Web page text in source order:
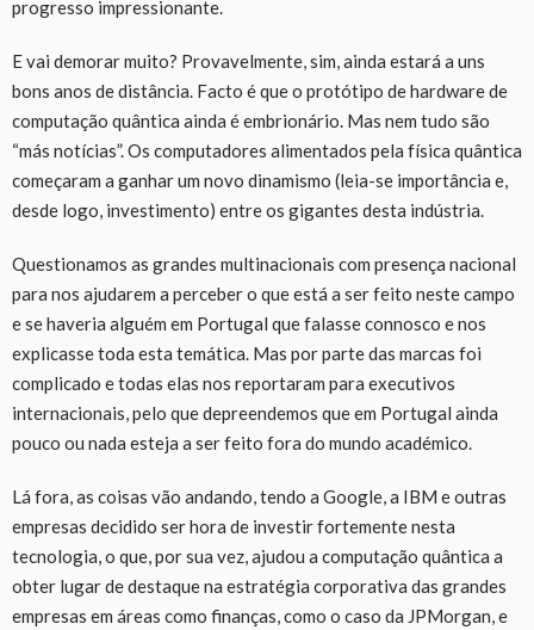
progresso impressionante.
E vai demorar muito? Provavelmente, sim, ainda estará a uns
bons anos de distância. Facto é que o protótipo de hardware de
computação quântica ainda é embrionário. Mas nem tudo são
“más notícias”. Os computadores alimentados pela física quântica
começaram a ganhar um novo dinamismo (leia-se importância e,
desde logo, investimento) entre os gigantes desta indústria.
Questionamos as grandes multinacionais com presença nacional
para nos ajudarem a perceber o que está a ser feito neste campo
e se haveria alguém em Portugal que falasse connosco e nos
explicasse toda esta temática. Mas por parte das marcas foi
complicado e todas elas nos reportaram para executivos
internacionais, pelo que depreendemos que em Portugal ainda
pouco ou nada esteja a ser feito fora do mundo académico.
Lá fora, as coisas vão andando, tendo a Google, a IBM e outras
empresas decidido ser hora de investir fortemente nesta
tecnologia, o que, por sua vez, ajudou a computação quântica a
obter lugar de destaque na estratégia corporativa das grandes
empresas em áreas como finanças, como o caso da JPMorgan, e